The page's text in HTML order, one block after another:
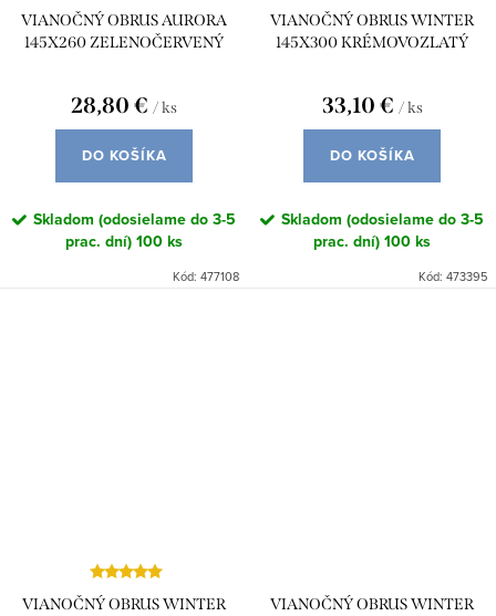
VIANOČNÝ OBRUS AURORA
145X260 ZELENOČERVENÝ
28,80 € / ks
DO KOŠÍKA
Skladom (odosielame do 3-5
prac. dní)100 ks
Kód: 477108
VIANOČNÝ OBRUS WINTER
145X300 KRÉMOVOZLATÝ
33,10 € / ks
DO KOŠÍKA
Skladom (odosielame do 3-5
prac. dní)100 ks
Kód: 473395
VIANOČNÝ OBRUS WINTER
VIANOČNÝ OBRUS WINTER